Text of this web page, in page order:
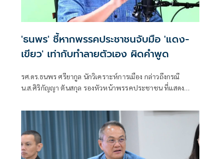
'ธนพร' ชี้หากพรรคประชาชนจับมือ 'แดง-
เขียว' เท่ากับทำลายตัวเอง ผิดคำพูด
รศ.ดร.ธนพร ศรียากูล นักวิเคราะห์การเมือง กล่าวถึงกรณี
น.ส.ศิริกัญญา ตันสกุล รองหัวหน้าพรรคประชาชน ที่แสดง
พรรคภูมิใจไทย ก็จำเป็นต้องพูดคุยกับพรรคประชาชนด้วยว่า